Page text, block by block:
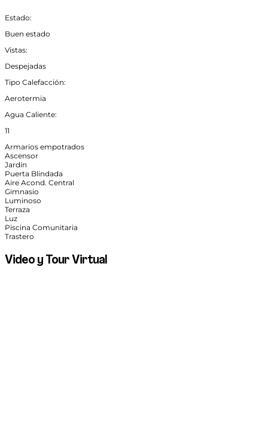
Estado:
Buen estado
Vistas:
Despejadas
Tipo Calefacción:
Aerotermia
Agua Caliente:
11
Armarios empotrados
Ascensor
Jardín
Puerta Blindada
Aire Acond. Central
Gimnasio
Luminoso
Terraza
Luz
Piscina Comunitaria
Trastero
Video y Tour Virtual